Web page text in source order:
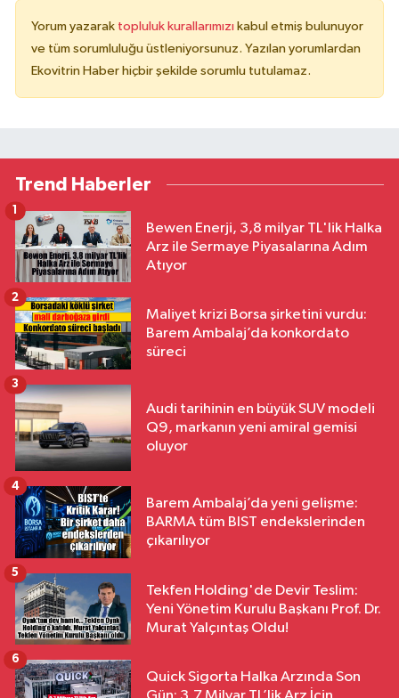
Yorum yazarak topluluk kurallarımızı kabul etmiş bulunuyor
ve tüm sorumluluğu üstleniyorsunuz. Yazılan yorumlardan
Ekovitrin Haber hiçbir şekilde sorumlu tutulamaz.
Trend Haberler
Bewen Enerji, 3,8 milyar TL'lik Halka
Arz ile Sermaye Piyasalarına Adım
Atıyor
1
Maliyet krizi Borsa şirketini vurdu:
Barem Ambalaj’da konkordato
süreci
2
Audi tarihinin en büyük SUV modeli
Q9, markanın yeni amiral gemisi
oluyor
3
Barem Ambalaj’da yeni gelişme:
BARMA tüm BIST endekslerinden
çıkarılıyor
4
Tekfen Holding'de Devir Teslim:
Yeni Yönetim Kurulu Başkanı Prof. Dr.
Murat Yalçıntaş Oldu!
5
Quick Sigorta Halka Arzında Son
6